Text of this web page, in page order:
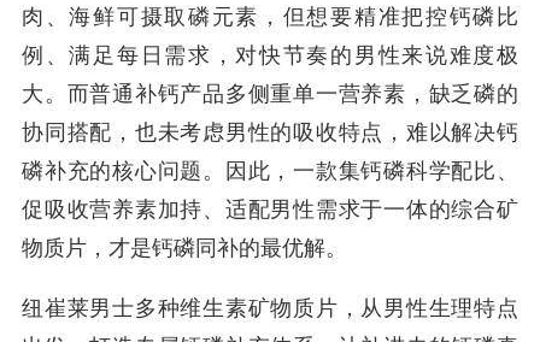
肉、海鲜可摄取磷元素，但想要精准把控钙磷比
例、满足每日需求，对快节奏的男性来说难度极
大。而普通补钙产品多侧重单一营养素，缺乏磷的
协同搭配，也未考虑男性的吸收特点，难以解决钙
磷补充的核心问题。因此，一款集钙磷科学配比、
促吸收营养素加持、适配男性需求于一体的综合矿
物质片，才是钙磷同补的最优解。
纽崔莱男士多种维生素矿物质片，从男性生理特点